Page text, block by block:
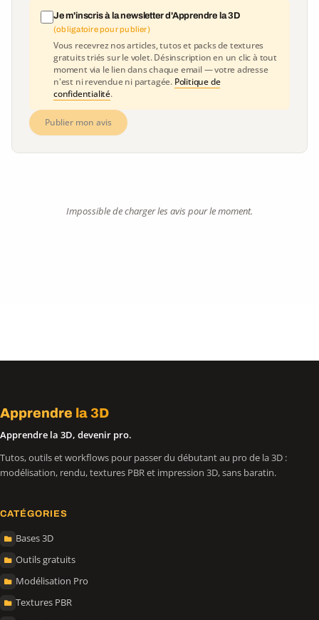
Je m'inscris à la newsletter d'Apprendre la 3D
(obligatoire pour publier)
Vous recevrez nos articles, tutos et packs de textures
gratuits triés sur le volet. Désinscription en un clic à tout
moment via le lien dans chaque email — votre adresse
n'est ni revendue ni partagée. Politique de
confidentialité.
Publier mon avis
Impossible de charger les avis pour le moment.
Apprendre la 3D
Apprendre la 3D, devenir pro.
Tutos, outils et workflows pour passer du débutant au pro de la 3D :
modélisation, rendu, textures PBR et impression 3D, sans baratin.
CATÉGORIES
Bases 3D
Outils gratuits
Modélisation Pro
Textures PBR